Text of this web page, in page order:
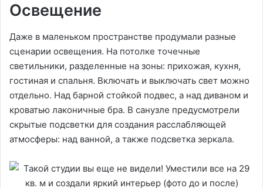
Освещение
Даже в маленьком пространстве продумали разные
сценарии освещения. На потолке точечные
светильники, разделенные на зоны: прихожая, кухня,
гостиная и спальня. Включать и выключать свет можно
отдельно. Над барной стойкой подвес, а над диваном и
кроватью лаконичные бра. В санузле предусмотрели
скрытые подсветки для создания расслабляющей
атмосферы: над ванной, а также подсветка зеркала.